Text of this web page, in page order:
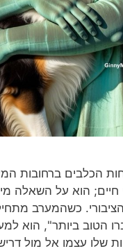
הכלבים ברחובות
הוא על השאלה
כשהמערב
הטוב ביותר", הוא
שלו עצמו אל מול